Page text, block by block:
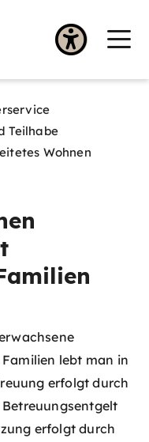
Teilhabe
Wohnen
lebt man in
erfolgt durch
erfolgt durch